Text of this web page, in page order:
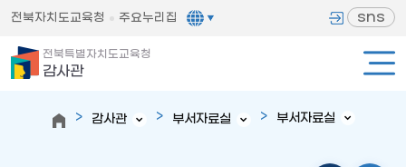
전북자치도교육청 주요누리집 sns
전북특별자치도교육청
감사관
감사관 부서자료실 부서자료실